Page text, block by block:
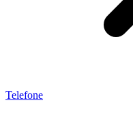
Telefone